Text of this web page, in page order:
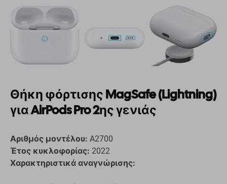
Θήκη φόρτισης MagSafe (Lightning)
για AirPods Pro 2ης γενιάς
Αριθμός μοντέλου: A2700
Έτος κυκλοφορίας: 2022
Χαρακτηριστικά αναγνώρισης: